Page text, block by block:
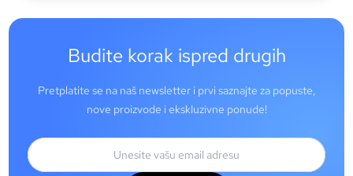
Budite korak ispred drugih
Pretplatite se na naš newsletter i prvi saznajte za popuste,
nove proizvode i ekskluzivne ponude!